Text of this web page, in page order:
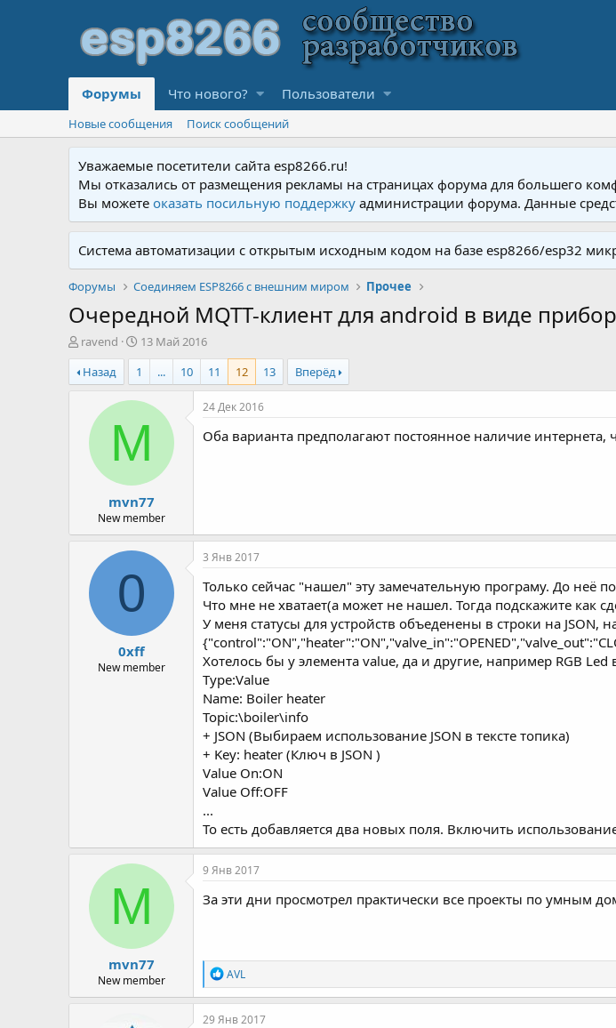
Форумы Что нового? Пользователи
Новые сообщения Поиск сообщений
Уважаемые посетители сайта esp8266.ru!
Мы отказались от размещения рекламы на страницах форума для большего
Вы можетеоказать посильную поддержку администрации форума. Данные
Система автоматизации с открытым исходным кодом на базе esp8266/esp32
Форумы Соединяем ESP8266 с внешним миром Прочее
Очередной MQTT-клиент для android в виде
А
в
т
о
м
ravend
Д
а
т
а
н
ч
а
13 Май 2016
Назад
1 ... 10 11 12 13 Вперёд
M
mvn77
New member
24 Дек 2016
Оба варианта предполагают постоянное наличие интернета,
0
0xff
New member
3 Янв 2017
Только сейчас "нашел" эту замечательную програму. До неё
Что мне не хватает(а может не нашел. Тогда подскажите как
У меня статусы для устройств объеденены в строки на JSON,
Хотелось бы у элемента value, да и другие, например RGB Led
Type:Value
Name: Boiler heater
Topic:\boiler\info
+ JSON (Выбираем использование JSON в тексте топика)
+ Key: heater (Ключ в JSON )
Value On:ON
Value Off:OFF
...
То есть добавляется два новых поля. Включить
M
mvn77
New member
9 Янв 2017
За эти дни просмотрел практически все проекты по умным
Р
е
а
к
AVL
29 Янв 2017